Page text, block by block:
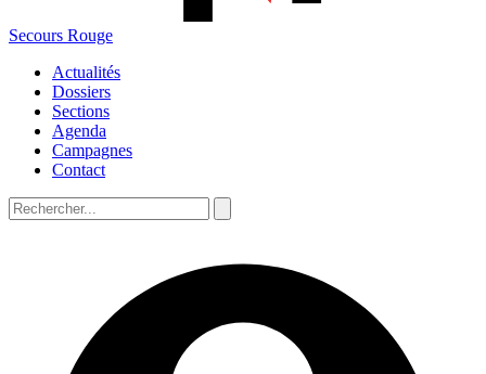
Secours Rouge
Actualités
Dossiers
Sections
Agenda
Campagnes
Contact